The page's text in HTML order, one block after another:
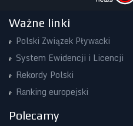
Ważne linki
Polski Związek Pływacki
System Ewidencji i Licencji
Rekordy Polski
Ranking europejski
Polecamy